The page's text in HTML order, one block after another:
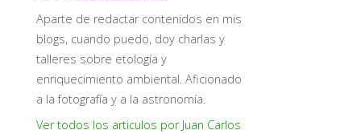
Aparte de redactar contenidos en mis
blogs, cuando puedo, doy charlas y
talleres sobre etología y
enriquecimiento ambiental. Aficionado
a la fotografía y a la astronomía.
Ver todos los articulos por Juan Carlos